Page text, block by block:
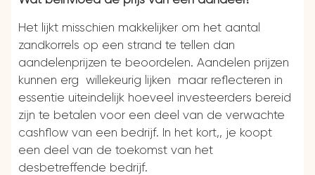
Het lijkt misschien makkelijker om het aantal
zandkorrels op een strand te tellen dan
aandelenprijzen te beoordelen. Aandelen prijzen
kunnen erg willekeurig lijken maar reflecteren in
essentie uiteindelijk hoeveel investeerders bereid
zijn te betalen voor een deel van de verwachte
cashflow van een bedrijf. In het kort,, je koopt
een deel van de toekomst van het
desbetreffende bedrijf.